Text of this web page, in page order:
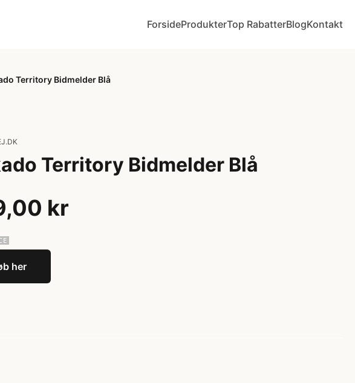
ForsideProdukterTop RabatterBlogKontakt
Territory Bidmelder Blå
Territory Bidmelder Blå
kr
her